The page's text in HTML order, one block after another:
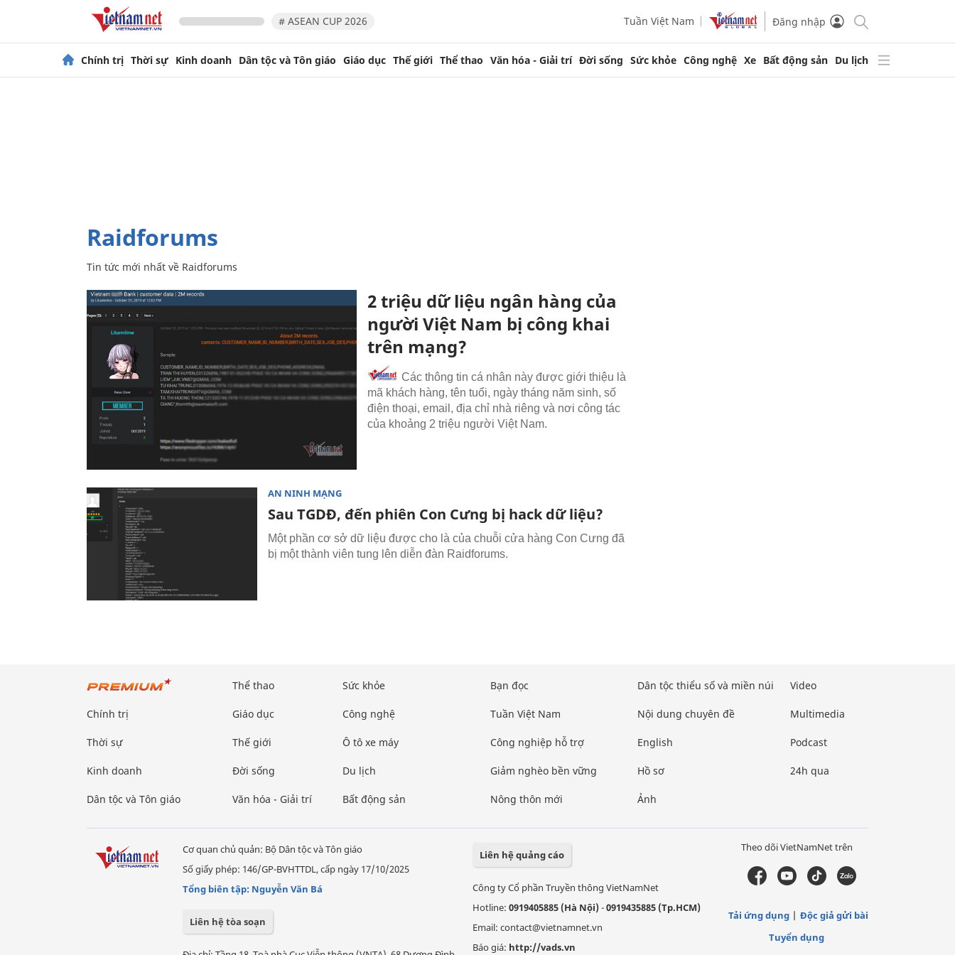
# ASEAN CUP 2026 Tuần Việt Nam Đăng nhập
Chính trị Thời sự Kinh doanh Dân tộc và Tôn giáo Giáo dục Thế giới Thể thao Văn hóa - Giải trí Đời sống Sức khỏe Công nghệ Xe Bất động sản Du lịch
Raidforums
Tin tức mới nhất về Raidforums
2 triệu dữ liệu ngân hàng của
người Việt Nam bị công khai
trên mạng?
Các thông tin cá nhân này được giới thiệu là
mã khách hàng, tên tuổi, ngày tháng năm sinh, số
điện thoại, email, địa chỉ nhà riêng và nơi công tác
của khoảng 2 triệu người Việt Nam.
AN NINH MẠNG
Sau TGDĐ, đến phiên Con Cưng bị hack dữ liệu?
Một phần cơ sở dữ liệu được cho là của chuỗi cửa hàng Con Cưng đã
bị một thành viên tung lên diễn đàn Raidforums.
Chính trị
Thời sự
Kinh doanh
Dân tộc và Tôn giáo
Thể thao
Giáo dục
Thế giới
Đời sống
Văn hóa - Giải trí
Sức khỏe
Công nghệ
Ô tô xe máy
Du lịch
Bất động sản
Bạn đọc
Tuần Việt Nam
Công nghiệp hỗ trợ
Giảm nghèo bền vững
Nông thôn mới
Dân tộc thiểu số và miền núi
Nội dung chuyên đề
English
Hồ sơ
Ảnh
Video
Multimedia
Podcast
24h qua
Cơ quan chủ quản: Bộ Dân tộc và Tôn giáo
Số giấy phép: 146/GP-BVHTTDL, cấp ngày 17/10/2025
Tổng biên tập: Nguyễn Văn Bá
Liên hệ tòa soạn
Liên hệ quảng cáo
Công ty Cổ phần Truyền thông VietNamNet
Hotline: 0919405885 (Hà Nội)-0919435885 (Tp.HCM)
Email: contact@vietnamnet.vn
Báo giá: http://vads.vn
Theo dõi VietNamNet trên
Tải ứng dụng
Độc giả gửi bài
Tuyển dụng